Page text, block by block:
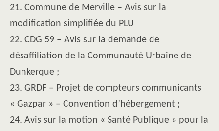
21. Commune de Merville – Avis sur la
modification simplifiée du PLU
22. CDG 59 – Avis sur la demande de
désaffiliation de la Communauté Urbaine de
Dunkerque ;
23. GRDF – Projet de compteurs communicants
« Gazpar » – Convention d’hébergement ;
24. Avis sur la motion « Santé Publique » pour la